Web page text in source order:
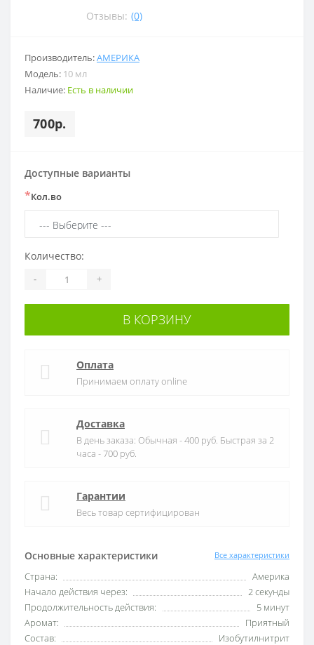
Отзывы: (0)
Производитель:АМЕРИКА
Модель: 10 мл
Наличие: Есть в наличии
700р.
Основные характеристики Все характеристики
Страна:
Америка
Начало действия через:
2 секунды
Продолжительность действия:
5 минут
Аромат:
Приятный
Состав:
Изобутилнитрит
Доступные варианты
*Кол.во
Количество:
- +
В КОРЗИНУ
Оплата
Принимаем оплату online
Доставка
В день заказа: Обычная - 400 руб. Быстрая за 2
часа - 700 руб.
Гарантии
Весь товар сертифицирован